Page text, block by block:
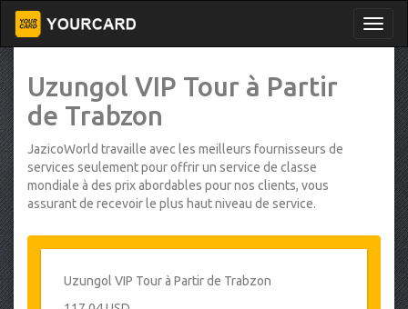
Uzungol VIP Tour à Partir
de Trabzon
JazicoWorld travaille avec les meilleurs fournisseurs de
services seulement pour offrir un service de classe
mondiale à des prix abordables pour nos clients, vous
assurant de recevoir le plus haut niveau de service.
Uzungol VIP Tour à Partir de Trabzon